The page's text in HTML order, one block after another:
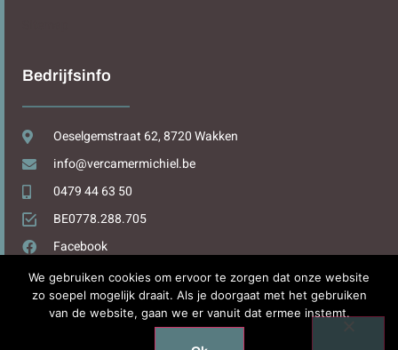
Bedrijfsinfo
Oeselgemstraat 62, 8720 Wakken
info@vercamermichiel.be
0479 44 63 50
BE0778.288.705
Facebook
Design byWPDesign.be
We gebruiken cookies om ervoor te zorgen dat onze website
zo soepel mogelijk draait. Als je doorgaat met het gebruiken
van de website, gaan we er vanuit dat ermee instemt.